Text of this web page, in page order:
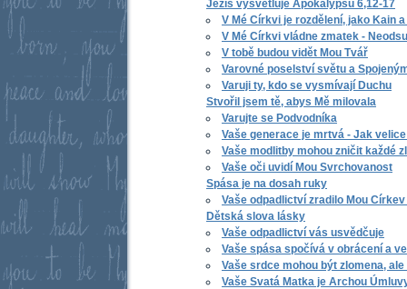
Ježíš vysvětluje Apokalypsu 6,12-17
V Mé Církvi je rozdělení, jako Kain
V Mé Církvi vládne zmatek -
V tobě budou vidět Mou Tvář
Varovné poselství světu a
Varuji ty, kdo se vysmívají Duchu
Stvořil jsem tě, abys Mě milovala
Varujte se Podvodníka
Vaše generace je mrtvá - Jak
Vaše modlitby mohou zničit každé
Vaše oči uvidí Mou Svrchovanost
Spása je na dosah ruky
Vaše odpadlictví zradilo Mou
Dětská slova lásky
Vaše odpadlictví vás usvědčuje
Vaše spása spočívá v obrácení a
Vaše srdce mohou být zlomena,
Vaše Svatá Matka je Archou